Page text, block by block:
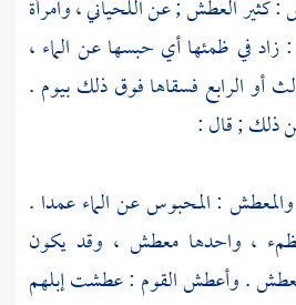
: كثير العطش ; عناللحياني، وامرأة
في ظمئها أي حبسها عن الماء ،
أو الرابع فسقاها فوق ذلك بيوم .
ذلك ; قال :
: المحبوس عن الماء عمدا .
، واحدها معطش ، وقد يكون
. وأعطش القوم : عطشت إبلهم